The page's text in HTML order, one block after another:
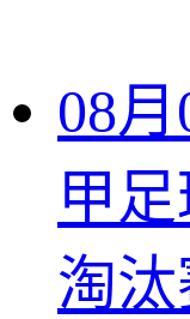
08
甲
淘